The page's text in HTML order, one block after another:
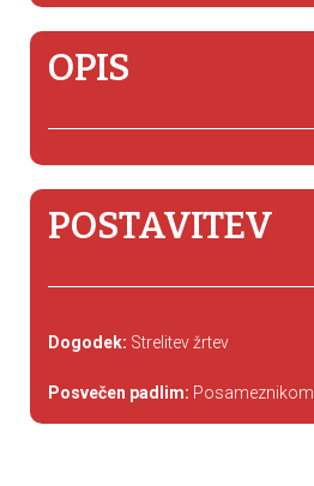
OPIS
POSTAVITEV
Dogodek: Strelitev žrtev
Posvečen padlim: Posameznikom